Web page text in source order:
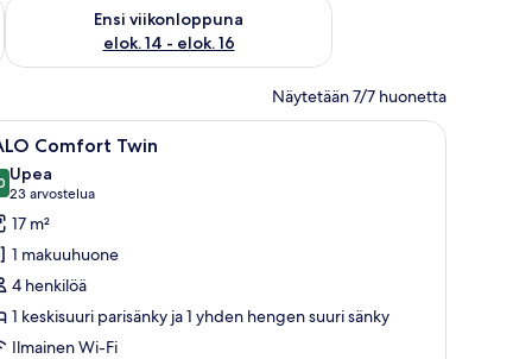
Ensi viikonloppuna
elok. 14 - elok. 16
Näytetään 7/7 huonetta
sohva, pieni pöytä ja sänky.VALO Comfort Twin | Allergiatestatut
4 Comfort Twin
kautta 10
Upea
23 arvostelua
(23
arvostelua)
17 m²
1 makuuhuone
4 henkilöä
1 keskisuuri parisänky ja 1 yhden hengen suuri sänky
Ilmainen Wi-Fi